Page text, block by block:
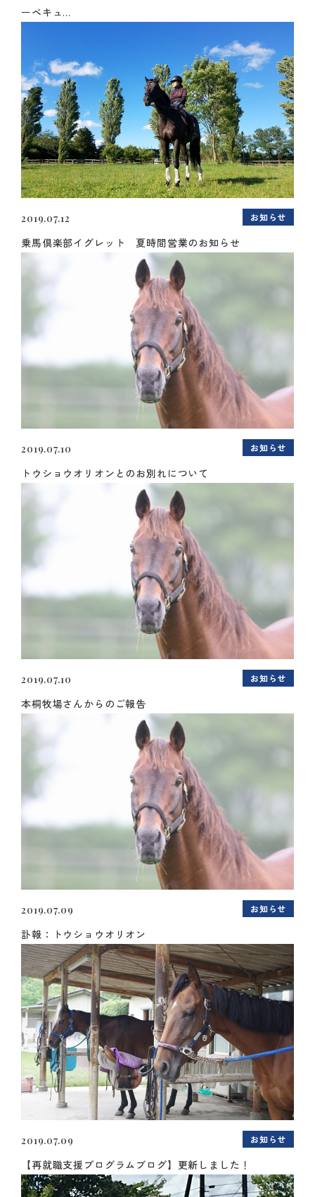
ーベキュ...
2019.07.12 お知らせ
乗馬倶楽部イグレット 夏時間営業のお知らせ
2019.07.10 お知らせ
トウショウオリオンとのお別れについて
2019.07.10 お知らせ
本桐牧場さんからのご報告
2019.07.09 お知らせ
訃報：トウショウオリオン
2019.07.09 お知らせ
【再就職支援プログラムブログ】更新しました！